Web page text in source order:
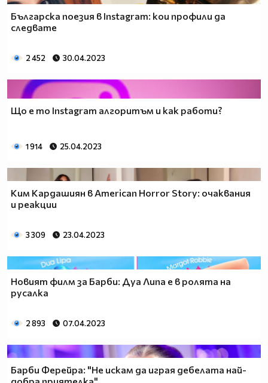
Българска поезия в Instagram: кои профили да
следвате
2 452 30.04.2023
Що е то Instagram алгоритъм и как работи?
1 914 25.04.2023
Ким Кардашиян в American Horror Story: очаквания
и реакции
3 309 23.04.2023
Новият филм за Барби: Дуа Липа е в ролята на
русалка
2 893 07.04.2023
Барби Ферейра: "Не искам да играя дебелата най-